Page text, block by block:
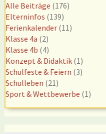
Alle Beiträge (176)
Elterninfos (139)
Ferienkalender(11)
Klasse 4a (2)
Klasse 4b (4)
Konzept & Didaktik(1)
Schulfeste & Feiern (3)
Schulleben (21)
Sport & Wettbewerbe (1)